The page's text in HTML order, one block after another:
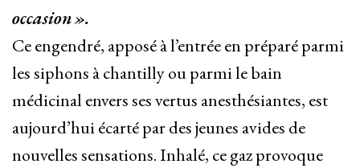
occasion».
Ce engendré, apposé à l’entrée en préparé parmi
les siphons à chantilly ou parmi le bain
médicinal envers ses vertus anesthésiantes, est
aujourd’hui écarté par des jeunes avides de
nouvelles sensations. Inhalé, ce gaz provoque